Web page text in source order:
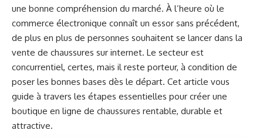
une bonne compréhension du marché. À l’heure où le
commerce électronique connaît un essor sans précédent,
de plus en plus de personnes souhaitent se lancer dans la
vente de chaussures sur internet. Le secteur est
concurrentiel, certes, mais il reste porteur, à condition de
poser les bonnes bases dès le départ. Cet article vous
guide à travers les étapes essentielles pour créer une
boutique en ligne de chaussures rentable, durable et
attractive.